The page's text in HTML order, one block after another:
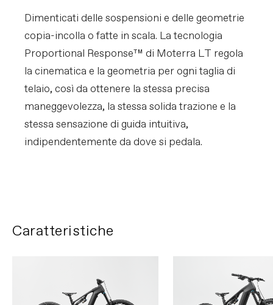
Dimenticati delle sospensioni e delle geometrie
copia-incolla o fatte in scala. La tecnologia
Proportional Response™ di Moterra LT regola
la cinematica e la geometria per ogni taglia di
telaio, così da ottenere la stessa precisa
maneggevolezza, la stessa solida trazione e la
stessa sensazione di guida intuitiva,
indipendentemente da dove si pedala.
Caratteristiche